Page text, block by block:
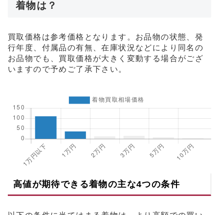
着物は？
買取価格は参考価格となります。お品物の状態、発
行年度、付属品の有無、在庫状況などにより同名の
お品物でも、買取価格が大きく変動する場合がござ
いますので予めご了承下さい。
高値が期待できる着物の主な4つの条件